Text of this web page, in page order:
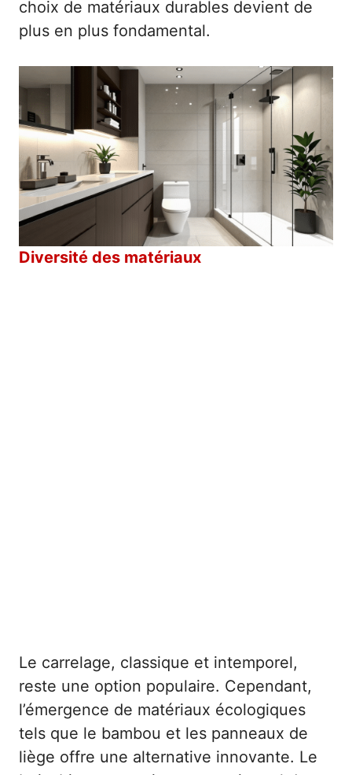
choix de matériaux durables devient de
plus en plus fondamental.
Diversité des matériaux
Le carrelage, classique et intemporel,
reste une option populaire. Cependant,
l’émergence de matériaux écologiques
tels que le bambou et les panneaux de
liège offre une alternative innovante. Le